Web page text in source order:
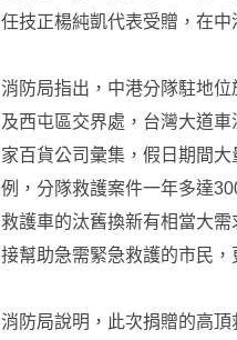
任技正楊純凱代表受贈，在中
消防局指出，中港分隊駐地
及西屯區交界處，台灣大道
家百貨公司彙集，假日期間
例，分隊救護案件一年多達
救護車的汰舊換新有相當大
接幫助急需緊急救護的市民
消防局說明，此次捐贈的高